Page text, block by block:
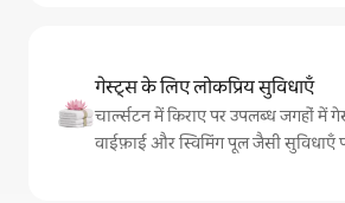
गेस्ट्स के लिए लोकप्रिय सुविधाएँ
चार्ल्सटन में किराए पर उपलब्ध जगहों में
वाईफ़ाई और स्विमिंग पूल जैसी